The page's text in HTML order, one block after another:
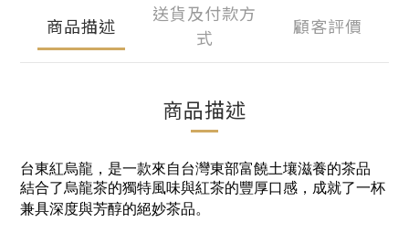
商品描述
送貨及付款方
式
顧客評價
商品描述
台東紅烏龍，是一款來自台灣東部富饒土壤滋養的茶品
結合了烏龍茶的獨特風味與紅茶的豐厚口感，成就了一杯
兼具深度與芳醇的絕妙茶品。